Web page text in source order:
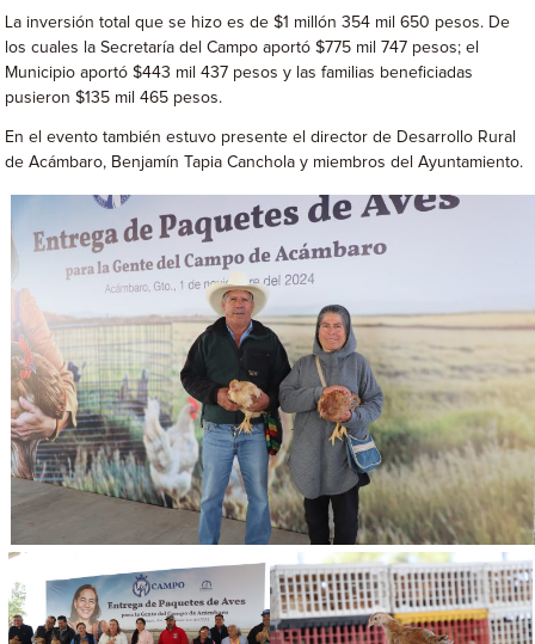
La inversión total que se hizo es de $1 millón 354 mil 650 pesos. De
los cuales la Secretaría del Campo aportó $775 mil 747 pesos; el
Municipio aportó $443 mil 437 pesos y las familias beneficiadas
pusieron $135 mil 465 pesos.
En el evento también estuvo presente el director de Desarrollo Rural
de Acámbaro, Benjamín Tapia Canchola y miembros del Ayuntamiento.